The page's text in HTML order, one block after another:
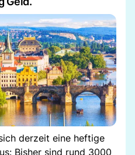
derzeit eine heftige
Bisher sind rund 3000